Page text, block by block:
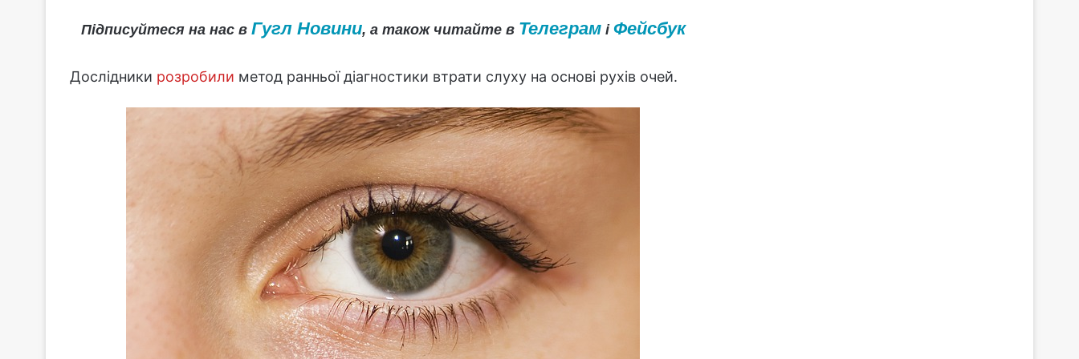
Підписуйтеся на нас в Гугл Новини, а також читайте в Телеграмі Фейсбук
Дослідники розробили метод ранньої діагностики втрати слуху на основі рухів очей.